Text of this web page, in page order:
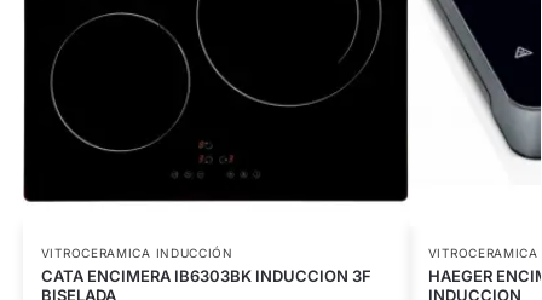
VITROCERAMICA INDUCCIÓN
CATA ENCIMERA IB6303BK INDUCCION 3F
BISELADA
HAEGER
INDUCCION